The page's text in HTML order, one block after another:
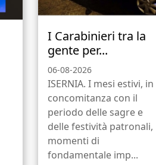
I Carabinieri tra la
gente per...
06-08-2026
ISERNIA. I mesi estivi, in
concomitanza con il
periodo delle sagre e
delle festività patronali,
momenti di
fondamentale imp...